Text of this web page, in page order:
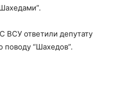
ВСУ ответили депутату
поводу “Шахедов”.